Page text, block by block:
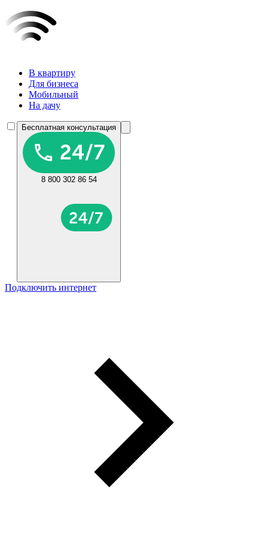
В квартиру
Для бизнеса
Мобильный
На дачу
Бесплатная консультация
8 800 302 86 54
Подключить интернет